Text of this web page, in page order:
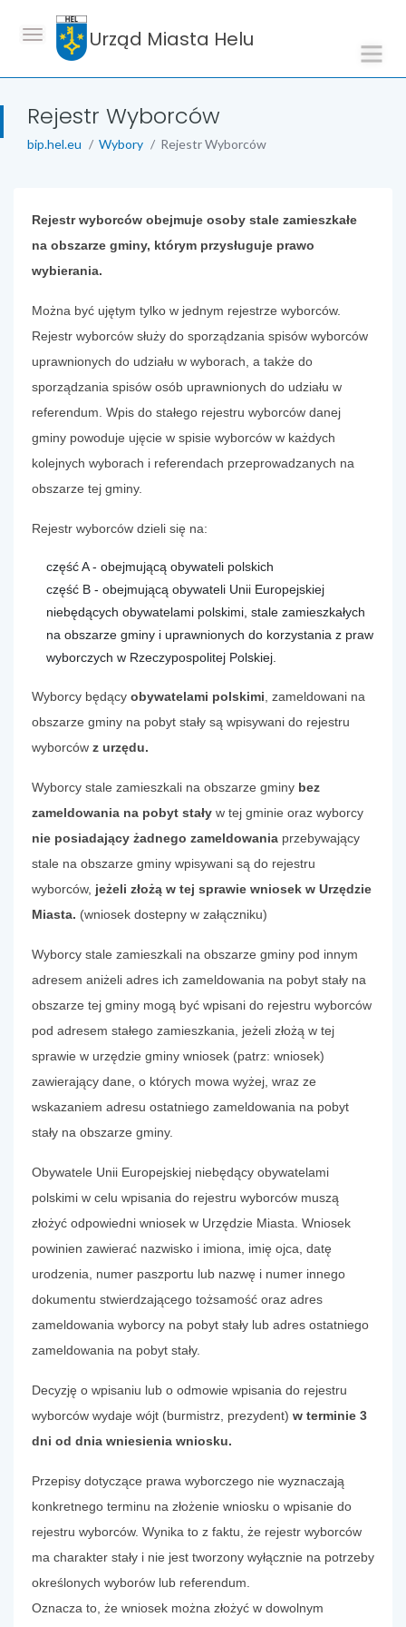
Urząd Miasta Helu
Rejestr Wyborców
bip.hel.eu Wybory Rejestr Wyborców
Rejestr wyborców obejmuje osoby stale zamieszkałe
na obszarze gminy, którym przysługuje prawo
wybierania.
Można być ujętym tylko w jednym rejestrze wyborców.
Rejestr wyborców służy do sporządzania spisów wyborców
uprawnionych do udziału w wyborach, a także do
sporządzania spisów osób uprawnionych do udziału w
referendum. Wpis do stałego rejestru wyborców danej
gminy powoduje ujęcie w spisie wyborców w każdych
kolejnych wyborach i referendach przeprowadzanych na
obszarze tej gminy.
Rejestr wyborców dzieli się na:
część A - obejmującą obywateli polskich
część B - obejmującą obywateli Unii Europejskiej
niebędących obywatelami polskimi, stale zamieszkałych
na obszarze gminy i uprawnionych do korzystania z praw
wyborczych w Rzeczypospolitej Polskiej.
Wyborcy będący obywatelami polskimi , zameldowani na
obszarze gminy na pobyt stały są wpisywani do rejestru
wyborców z urzędu.
Wyborcy stale zamieszkali na obszarze gminy bez
zameldowania na pobyt stały w tej gminie oraz wyborcy
nie posiadający żadnego zameldowania przebywający
stale na obszarze gminy wpisywani są do rejestru
wyborców, jeżeli złożą w tej sprawie wniosek w Urzędzie
Miasta. (wniosek dostepny w załączniku)
Wyborcy stale zamieszkali na obszarze gminy pod innym
adresem aniżeli adres ich zameldowania na pobyt stały na
obszarze tej gminy mogą być wpisani do rejestru wyborców
pod adresem stałego zamieszkania, jeżeli złożą w tej
sprawie w urzędzie gminy wniosek (patrz: wniosek)
zawierający dane, o których mowa wyżej, wraz ze
wskazaniem adresu ostatniego zameldowania na pobyt
stały na obszarze gminy.
Obywatele Unii Europejskiej niebędący obywatelami
polskimi w celu wpisania do rejestru wyborców muszą
złożyć odpowiedni wniosek w Urzędzie Miasta. Wniosek
powinien zawierać nazwisko i imiona, imię ojca, datę
urodzenia, numer paszportu lub nazwę i numer innego
dokumentu stwierdzającego tożsamość oraz adres
zameldowania wyborcy na pobyt stały lub adres ostatniego
zameldowania na pobyt stały.
Decyzję o wpisaniu lub o odmowie wpisania do rejestru
wyborców wydaje wójt (burmistrz, prezydent) w terminie 3
dni od dnia wniesienia wniosku.
Przepisy dotyczące prawa wyborczego nie wyznaczają
konkretnego terminu na złożenie wniosku o wpisanie do
rejestru wyborców. Wynika to z faktu, że rejestr wyborców
ma charakter stały i nie jest tworzony wyłącznie na potrzeby
określonych wyborów lub referendum.
Oznacza to, że wniosek można złożyć w dowolnym